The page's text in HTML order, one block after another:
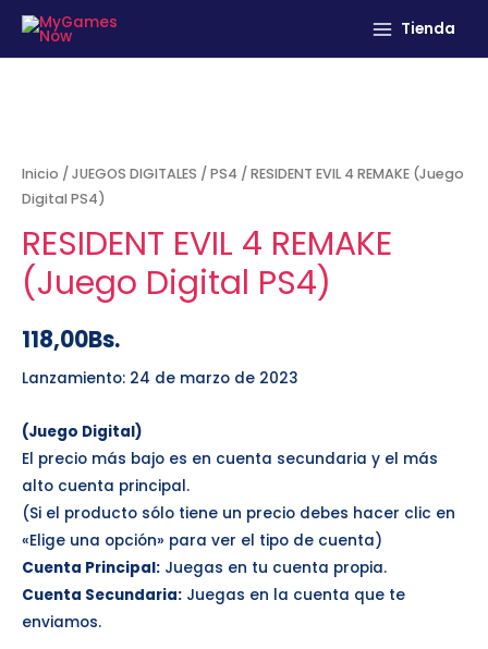
Tienda
Inicio /JUEGOS DIGITALES /PS4 / RESIDENT EVIL 4 REMAKE (Juego
Digital PS4)
RESIDENT EVIL 4 REMAKE
(Juego Digital PS4)
118,00Bs.
Lanzamiento: 24 de marzo de 2023
(Juego Digital)
El precio más bajo es en cuenta secundaria y el más
alto cuenta principal.
(Si el producto sólo tiene un precio debes hacer clic en
«Elige una opción» para ver el tipo de cuenta)
Cuenta Principal: Juegas en tu cuenta propia.
Cuenta Secundaria: Juegas en la cuenta que te
enviamos.